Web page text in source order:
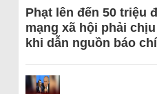
Phạt lên đến 50 triệu
mạng xã hội phải
khi dẫn nguồn báo chí